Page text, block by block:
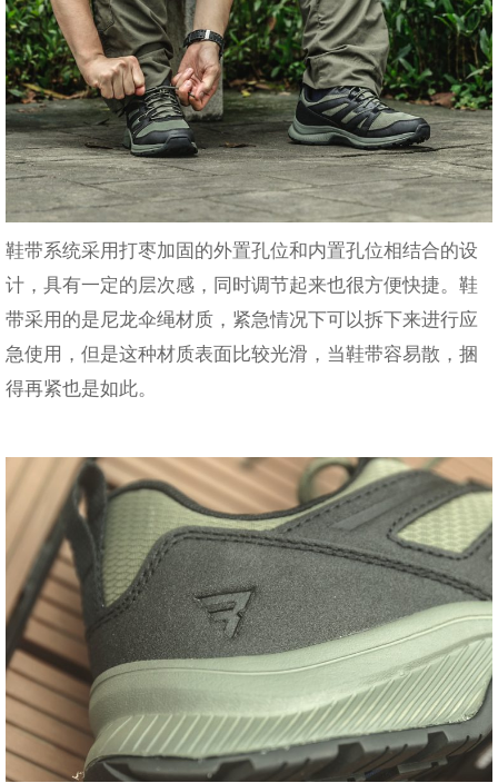
鞋带系统采用打枣加固的外置孔位和内置孔位相结合的设
计，具有一定的层次感，同时调节起来也很方便快捷。鞋
带采用的是尼龙伞绳材质，紧急情况下可以拆下来进行应
急使用，但是这种材质表面比较光滑，当鞋带容易散，捆
得再紧也是如此。